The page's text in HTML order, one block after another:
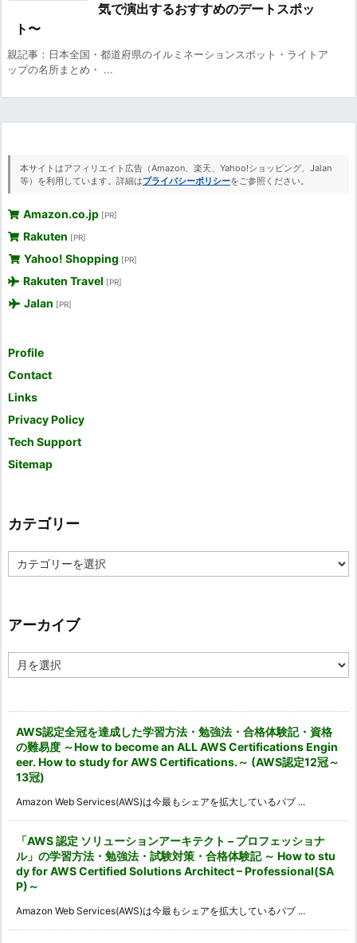
気で演出するおすすめのデートスポッ
ト〜
親記事：日本全国・都道府県のイルミネーションスポット・ライトア
ップの名所まとめ・ ...
本サイトはアフィリエイト広告（Amazon、楽天、Yahoo!ショッピング、Jalan
等）を利用しています。詳細はプライバシーポリシーをご参照ください。
Amazon.co.jp [PR]
Rakuten [PR]
Yahoo! Shopping [PR]
Rakuten Travel [PR]
Jalan [PR]
Profile
Contact
Links
Privacy Policy
Tech Support
Sitemap
カテゴリー
テ
ー
アーカイブ
ー
AWS認定全冠を達成した学習方法・勉強法・合格体験記・資格
の難易度 ～How to become an ALL AWS Certifications Engin
eer. How to study for AWS Certifications.～ (AWS認定12冠～
13冠)
Amazon Web Services(AWS)は今最もシェアを拡大しているパブ ...
「AWS 認定 ソリューションアーキテクト – プロフェッショナ
ル」の学習方法・勉強法・試験対策・合格体験記 ～ How to stu
dy for AWS Certified Solutions Architect – Professional(SA
P)～
Amazon Web Services(AWS)は今最もシェアを拡大しているパブ ...